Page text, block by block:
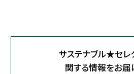
サステナブル★セレ
関する情報をお届